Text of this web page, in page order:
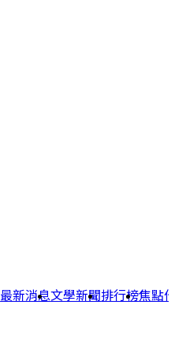
最新消息文學新聞排行榜焦點